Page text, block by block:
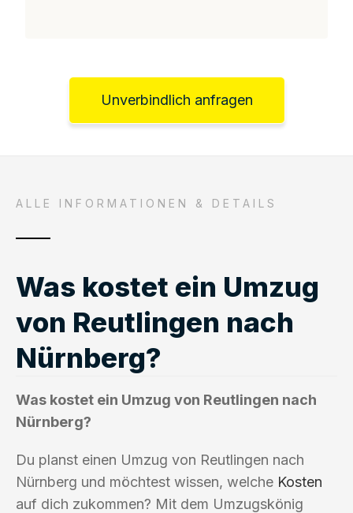
Unverbindlich anfragen
ALLE INFORMATIONEN & DETAILS
Was kostet ein Umzug
von Reutlingen nach
Nürnberg?
Was kostet ein Umzug von Reutlingen nach
Nürnberg?
Du planst einen Umzug von Reutlingen nach
Nürnberg und möchtest wissen, welche Kosten
auf dich zukommen? Mit dem Umzugskönig